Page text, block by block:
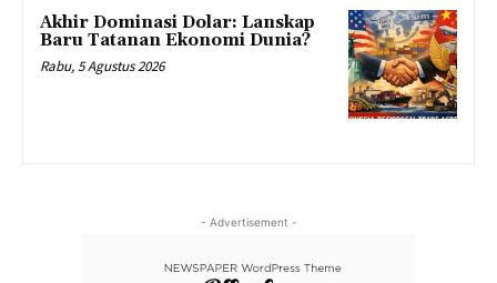
Akhir Dominasi Dolar: Lanskap
Baru Tatanan Ekonomi Dunia?
Rabu, 5 Agustus 2026
- Advertisement -